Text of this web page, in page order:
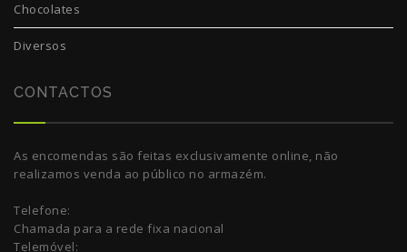
Chocolates
Diversos
CONTACTOS
As encomendas são feitas exclusivamente online, não
realizamos venda ao público no armazém.
Telefone:
Chamada para a rede fixa nacional
Telemóvel: